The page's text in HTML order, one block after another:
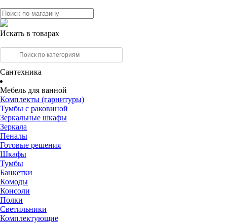
Искать в товарах
Сантехника
Мебель для ванной
Комплекты (гарнитуры)
Тумбы с раковиной
Зеркальные шкафы
Зеркала
Пеналы
Готовые решения
Шкафы
Тумбы
Банкетки
Комоды
Консоли
Полки
Светильники
Комплектующие